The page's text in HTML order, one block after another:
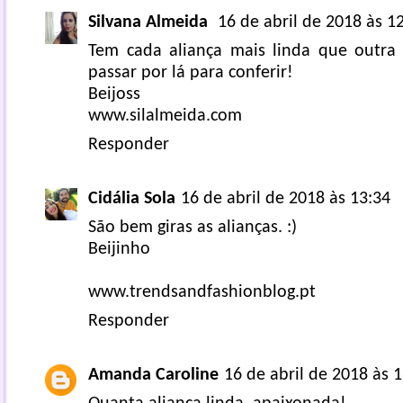
Silvana Almeida
16 de abril de 2018 às
Tem cada aliança mais linda que outra
passar por lá para conferir!
Beijoss
www.silalmeida.com
Responder
Cidália Sola 16 de abril de 2018 às 13:34
São bem giras as alianças. :)
Beijinho
www.trendsandfashionblog.pt
Responder
Amanda Caroline 16 de abril de 2018 às